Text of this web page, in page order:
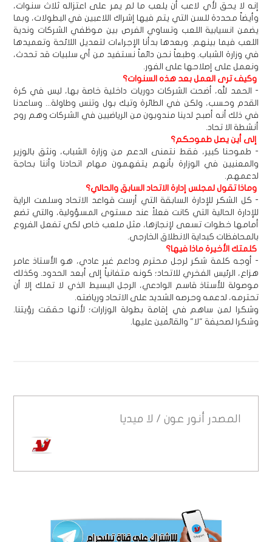
إنه لا يحق لأي لاعب أن يلعب ما لم يمر على اعتزاله ثلاث سنوات،
وأيضاً محددة للسن التي يتم فيها إشراك اللاعبين في البطولات، وبما
يضمن انسيابية اللعب وتساوي الفرص بين موظفي الشركات وندية
اللعب فيما بينهم. وبعدها بدأنا الإجراءات لتعديل اللائحة وتعميدها
في وزارة الشباب. وطبعاً نحن دائماً نستفيد من أي سلبيات قد تحدث،
ونعمل على إصلاحها على الفور.
وكيف ترى العمل بعد هذه السنوات؟
- الحمد لله، أضحت الشركات دوريات داخلية خاصة بها، ليس في كرة
القدم وحسب، ولكن في الطائرة وتيك بول وتنس وطاولة... وساعدنا
في ذلك أنه أصبح لدينا مندوبون من الرياضيين في الشركات وهم روح
أنشطة الا تحاد.
إلى أين يصل طموحكم؟
- طموحنا كبير، فقط نتمنى الدعم من وزارة الشباب، ونثق بالوزير
والمعنيين في الوزارة بأنهم يتفهمون مهام اتحادنا وأننا بحاجة
لدعمهم.
وماذا تقول لمجلس إدارة الاتحاد السابق والحالي؟
- كل الشكر للإدارة السابقة التي أرست قواعد الاتحاد وسلمت الراية
للإدارة الحالية التي كانت فعلاً عند مستوى المسؤولية، والتي تضع
أمامها خطوات تسعى لإنجازها، مثل ملعب خاص لكي تفعل الفروع
بالمحافظات كبداية الانطلاق الخارجي.
كلمتك الأخيرة ماذا فيها؟
- أوجه كلمة شكر لرجل محترم وداعم غير عادي، هو الأستاذ عامر
هزاع، الرئيس الفخري للاتحاد؛ كونه متفانياً إلى أبعد الحدود. وكذلك
موصولة للأستاذ قاسم الوادعي، الرجل البسيط الذي لا تملك إلا أن
تحترمه، لدعمه وحرصه الشديد على الاتحاد ورياضته.
وشكرا لمن ساهم في إقامة بطولة الوزارات؛ لأنها حققت رؤيتنا.
وشكرا لصحيفة "لا" والقائمين عليها.
المصدر أنور عون / لا ميديا